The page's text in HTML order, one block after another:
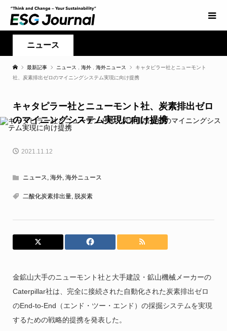
ニュース
最新記事 ニュース 海外 海外ニュース
キャタピラー社とニューモント
社、炭素排出ゼロのマイニングシステム実現に向け提携
キャタピラー社とニューモント社、炭素排出ゼロ
のマイニングシステム実現に向け提携
2021.11.12
ニュース, 海外, 海外ニュース
二酸化炭素排出量, 脱炭素
金鉱山大手のニューモント社と大手建設・鉱山機械メーカーの
Caterpillar社は、完全に接続された自動化された炭素排出ゼロ
のEnd-to-End（エンド・ツー・エンド）の採掘システムを実現
するための戦略的提携を発表した。